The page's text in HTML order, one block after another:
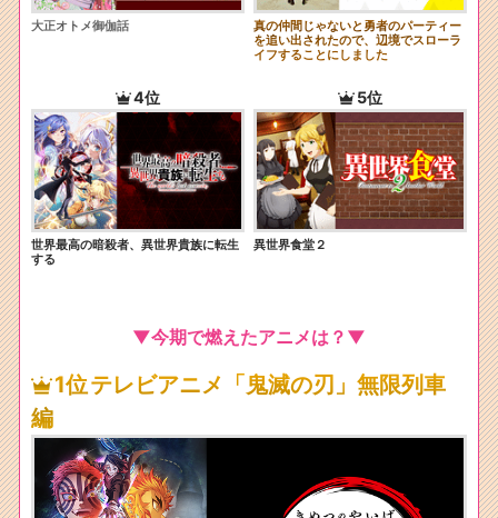
大正オトメ御伽話
真の仲間じゃないと勇者のパーティー
を追い出されたので、辺境でスローラ
イフすることにしました
4位
世界最高の暗殺者、異世界貴族に転生
する
5位
異世界食堂２
▼今期で燃えたアニメは？▼
1位テレビアニメ「鬼滅の刃」無限列車
編